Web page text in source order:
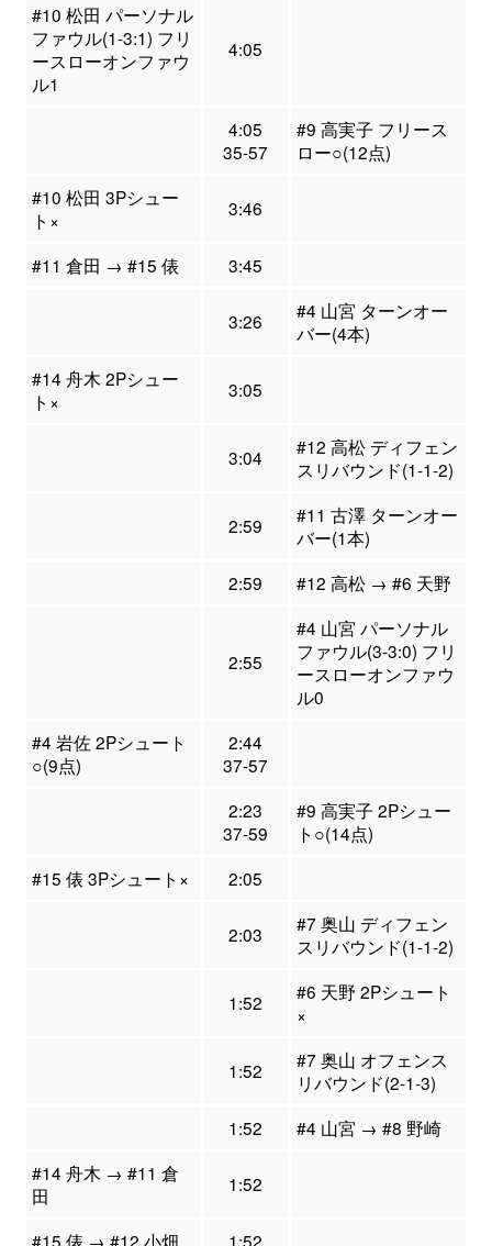
#10 松田 パーソナル
ファウル(1-3:1) フリ
ースローオンファウ
ル1
4:05
4:05
35-57
#9 高実子 フリース
ロー○(12点)
#10 松田 3Pシュー
ト×
3:46
#11 倉田 → #15 俵 3:45
3:26
#4 山宮 ターンオー
バー(4本)
#14 舟木 2Pシュー
ト×
3:05
3:04
#12 高松 ディフェン
スリバウンド(1-1-2)
2:59
#11 古澤 ターンオー
バー(1本)
2:59
#12 高松 → #6 天野
2:55
#4 山宮 パーソナル
ファウル(3-3:0) フリ
ースローオンファウ
ル0
#4 岩佐 2Pシュート
○(9点)
2:44
37-57
2:23
37-59
#9 高実子 2Pシュー
ト○(14点)
#15 俵 3Pシュート×
2:05
2:03
#7 奥山 ディフェン
スリバウンド(1-1-2)
1:52
#6 天野 2Pシュート
×
1:52
#7 奥山 オフェンス
リバウンド(2-1-3)
1:52
#4 山宮 → #8 野崎
#14 舟木 → #11 倉
田
1:52
#15 俵 → #12 小畑 1:52